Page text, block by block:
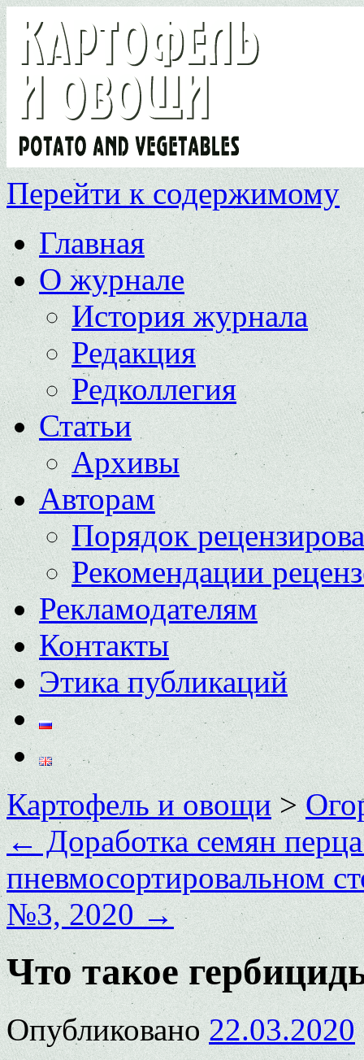
Перейти к содержимому
Главная
О журнале
История журнала
Редакция
Редколлегия
Статьи
Архивы
Авторам
Порядок
Рекомендации
Рекламодателям
Контакты
Этика публикаций
Картофель и овощи>
←Доработка семян
пневмосортировальном
№3, 2020→
Что такое
Опубликовано 22.03.2020